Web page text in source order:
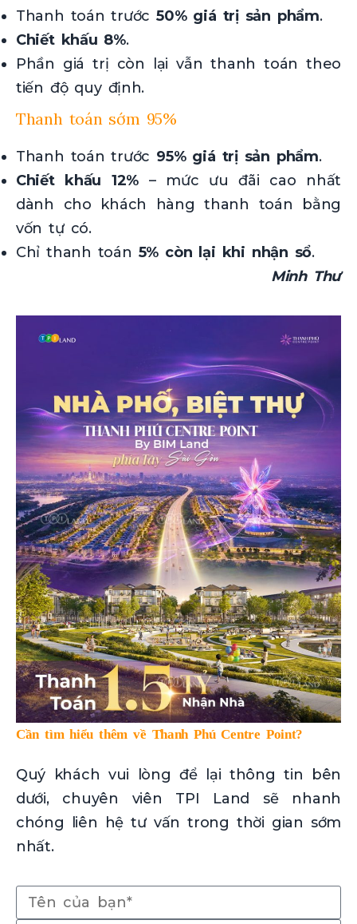
Thanh toán trước50% giá trị sản phẩm.
Chiết khấu 8%.
Phần giá trị còn lại vẫn thanh toán theo
tiến độ quy định.
Thanh toán sớm 95%
Thanh toán trước 95% giá trị sản phẩm.
Chiết khấu 12% – mức ưu đãi cao nhất
dành cho khách hàng thanh toán bằng
vốn tự có.
Chỉ thanh toán 5% còn lại khi nhận sổ.
Minh Thư
Cần tìm hiểu thêm về Thanh Phú Centre Point?
Quý khách vui lòng để lại thông tin bên
dưới, chuyên viên TPI Land sẽ nhanh
chóng liên hệ tư vấn trong thời gian sớm
nhất.